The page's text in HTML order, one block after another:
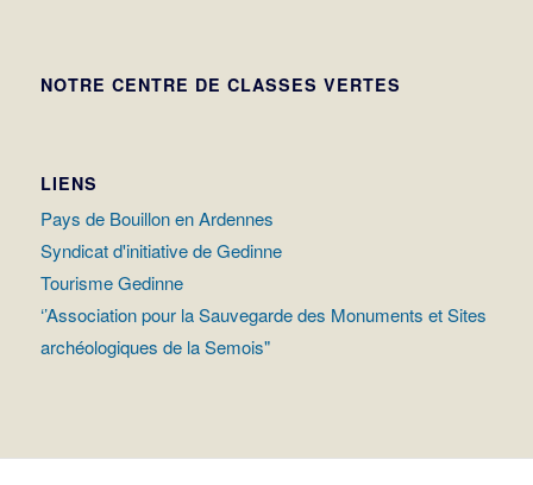
NOTRE CENTRE DE CLASSES VERTES
LIENS
Pays de Bouillon en Ardennes
Syndicat d'initiative de Gedinne
Tourisme Gedinne
‘’Association pour la Sauvegarde des Monuments et Sites
archéologiques de la Semois"